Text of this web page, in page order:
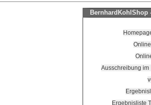
BernhardKohlShop
Ausschreibung im
Ergebnisliste